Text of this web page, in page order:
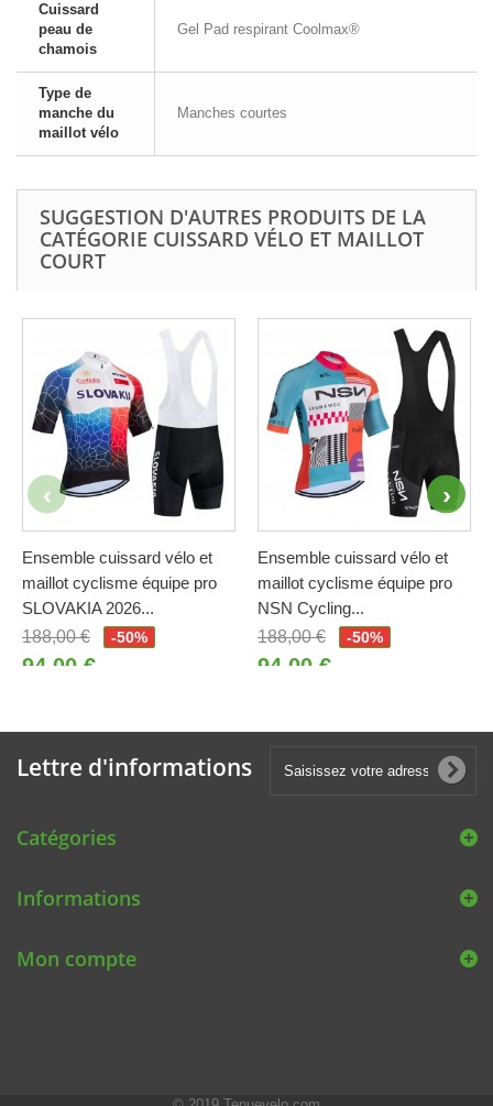
Cuissard
peau de
chamois
Gel Pad respirant Coolmax®
Type de
manche du
maillot vélo
Manches courtes
SUGGESTION D'AUTRES PRODUITS DE LA
CATÉGORIE CUISSARD VÉLO ET MAILLOT
COURT
Ensemble cuissard vélo et
maillot cyclisme équipe pro
SLOVAKIA 2026...
188,00 €
-50%
94,00 €
Ensemble cuissard vélo et
maillot cyclisme équipe pro
NSN Cycling...
188,00 €
-50%
94,00 €
Lettre d'informations
Catégories
Informations
Mon compte